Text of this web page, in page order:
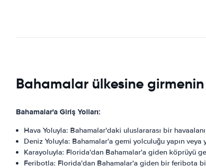
Bahamalar ülkesine
Bahamalar'a Giriş Yolları:
Hava Yoluyla: Bahamalar'daki uluslararası bir
Deniz Yoluyla: Bahamalar'a gemi yolculuğu yapın veya
Karayoluyla: Florida'dan Bahamalar'a giden köprüyü
Feribotla: Florida'dan Bahamalar'a giden bir feribota